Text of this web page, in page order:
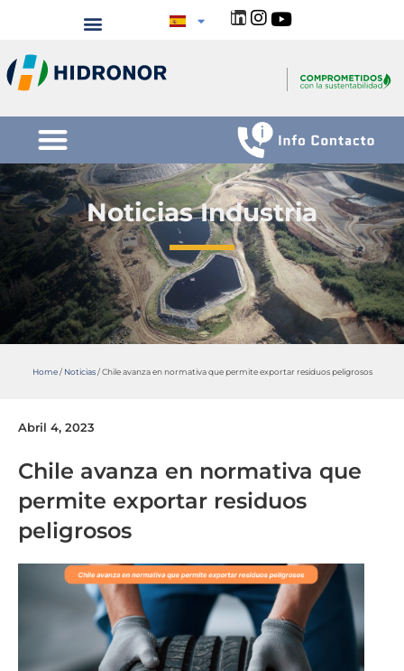
Noticias Industria
Home/ Noticias/Chile avanza en normativa que permite exportar residuos peligrosos
Abril 4, 2023
Chile avanza en normativa que
permite exportar residuos
peligrosos